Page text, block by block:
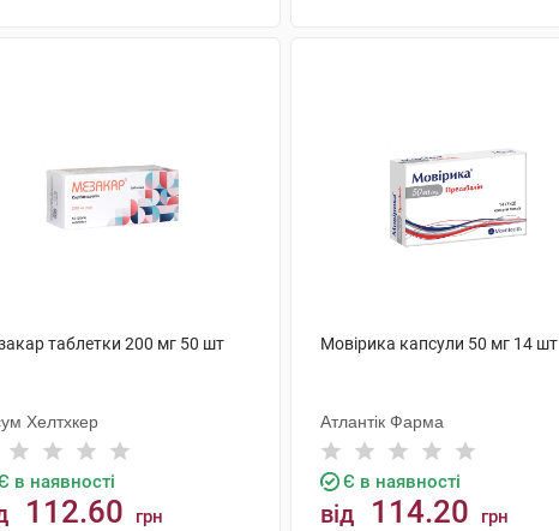
таблетки 200 мг 50 шт
Хелтхкер
в наявності
112.60 грн
Мовірика капсули 50 мг 14 шт
Атлантік Фарма
Є в наявності
від 114.20 грн